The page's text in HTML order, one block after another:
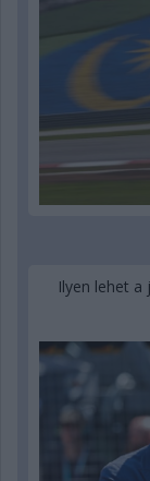
Ilyen lehet a